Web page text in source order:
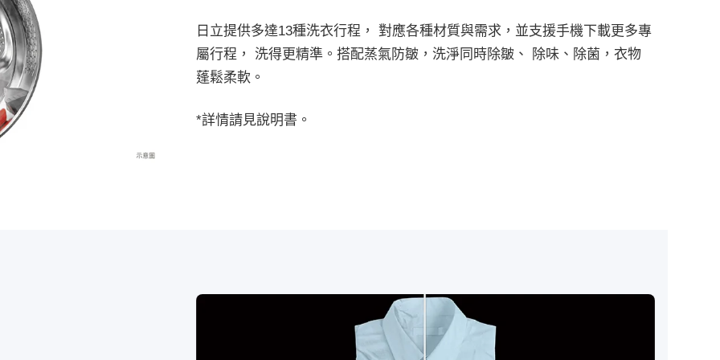
日立提供多達13種洗衣行程， 對應各種材質與需求，並支援手機下載更多專
屬行程， 洗得更精準。搭配蒸氣防皺，洗淨同時除皺、 除味、除菌，衣物
蓬鬆柔軟。​
*詳情請見說明書。